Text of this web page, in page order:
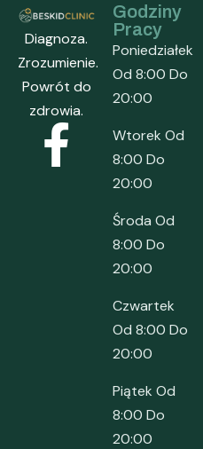
Diagnoza.
Zrozumienie.
Powrót do
zdrowia.
Godziny
Pracy
Poniedziałek
Od 8:00 Do
20:00
Wtorek Od
8:00 Do
20:00
Środa Od
8:00 Do
20:00
Czwartek
Od 8:00 Do
20:00
Piątek Od
8:00 Do
20:00